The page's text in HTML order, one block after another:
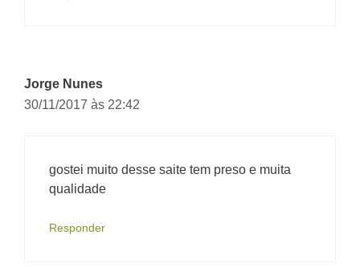
Jorge Nunes
30/11/2017 às 22:42
gostei muito desse saite tem preso e muita
qualidade
Responder